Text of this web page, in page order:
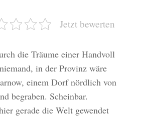
Jetzt bewerten
die Träume einer Handvoll
in der Provinz wäre
einem Dorf nördlich von
begraben. Scheinbar.
gerade die Welt gewendet